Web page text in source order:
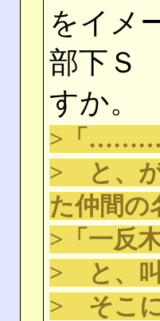
をイメ
部下Ｓ
すか。
>「………
> と、が
た仲間の
>「一反
> と、叫
> そこに